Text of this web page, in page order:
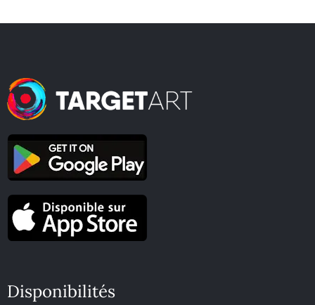
Disponibilités